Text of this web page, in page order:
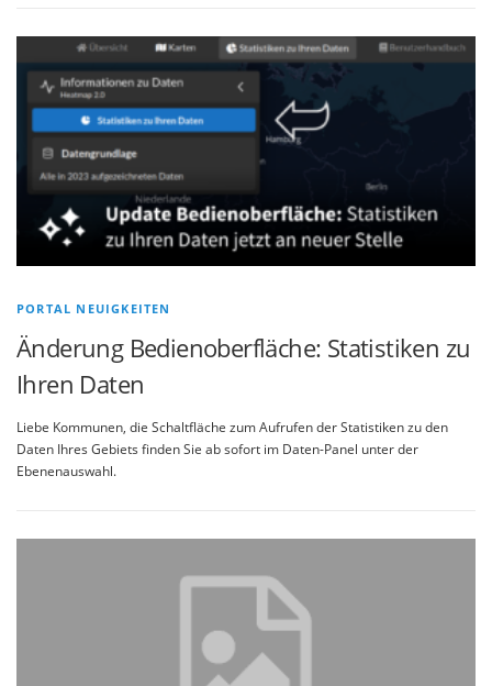
PORTAL NEUIGKEITEN
Änderung Bedienoberfläche: Statistiken zu
Ihren Daten
Liebe Kommunen, die Schaltfläche zum Aufrufen der Statistiken zu den
Daten Ihres Gebiets finden Sie ab sofort im Daten-Panel unter der
Ebenenauswahl.